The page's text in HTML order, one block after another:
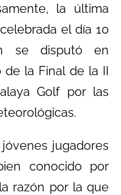
la última
el día 10
se disputó en
de la Final de la II
Golf por las
jugadores
conocido por
razón por la que